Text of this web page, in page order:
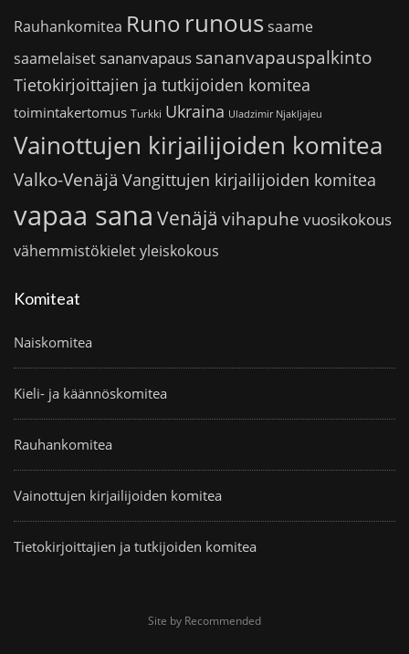
Rauhankomitea Runo runoussaame
saamelaiset sananvapaus sananvapauspalkinto
Tietokirjoittajien ja tutkijoiden komitea
toimintakertomus Turkki Ukraina Uladzimir Njakljajeu
Vainottujen kirjailijoiden komitea
Valko-Venäjä Vangittujen kirjailijoiden komitea
vapaa sana Venäjä vihapuhe vuosikokous
vähemmistökieletyleiskokous
Komiteat
Naiskomitea
Kieli- ja käännöskomitea
Rauhankomitea
Vainottujen kirjailijoiden komitea
Tietokirjoittajien ja tutkijoiden komitea
Site by Recommended